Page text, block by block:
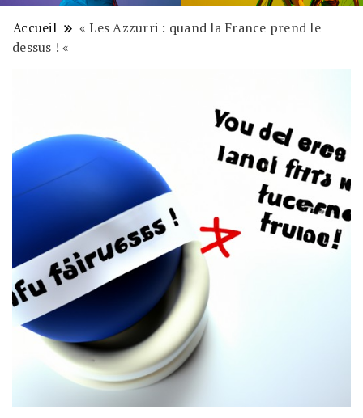
Accueil
« Les Azzurri : quand la France prend le
dessus ! «